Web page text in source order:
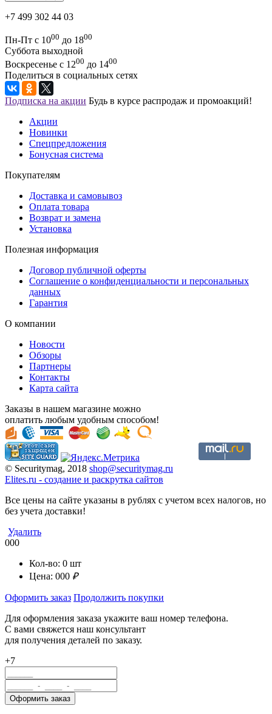
+7 499 302 44 03
Пн-Пт с 1000 до 1800
Суббота выходной
Воскресенье с 1200 до 1400
Поделиться в социальных сетях
Подписка на акции Будь в курсе распродаж и промоакций!
Акции
Новинки
Спецпредложения
Бонусная система
Покупателям
Доставка и самовывоз
Оплата товара
Возврат и замена
Установка
Полезная информация
Договор публичной оферты
Соглашение о конфиденциальности и персональных
данных
Гарантия
О компании
Новости
Обзоры
Партнеры
Контакты
Карта сайта
Заказы в нашем магазине можно
оплатить любым удобным способом!
© Securitymag, 2018 shop@securitymag.ru
Elites.ru - cоздание и раскрутка сайтов
Все цены на сайте указаны в рублях с учетом всех налогов, но
без учета доставки!
Удалить
000
Кол-во: 0 шт
Цена: 000 ₽
Оформить заказ Продолжить покупки
Для оформления заказа укажите ваш номер телефона.
С вами свяжется наш консультант
для получения деталей по заказу.
+7